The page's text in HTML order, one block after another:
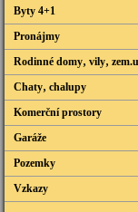
Byty 4+1
Pronájmy
Rodinné domy‚ vily‚
Chaty‚ chalupy
Komerční prostory
Garáže
Pozemky
Vzkazy